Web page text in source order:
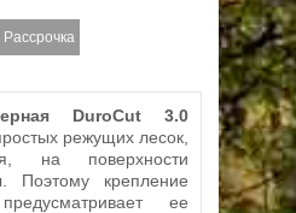
Рассрочка
DuroCut 3.0
режущих лесок,
на поверхности
Поэтому крепление
ее